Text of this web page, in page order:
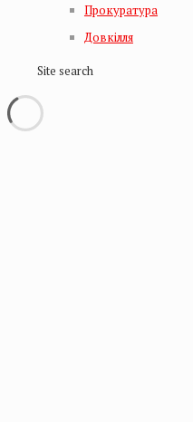
Прокуратура
Довкілля
Site search